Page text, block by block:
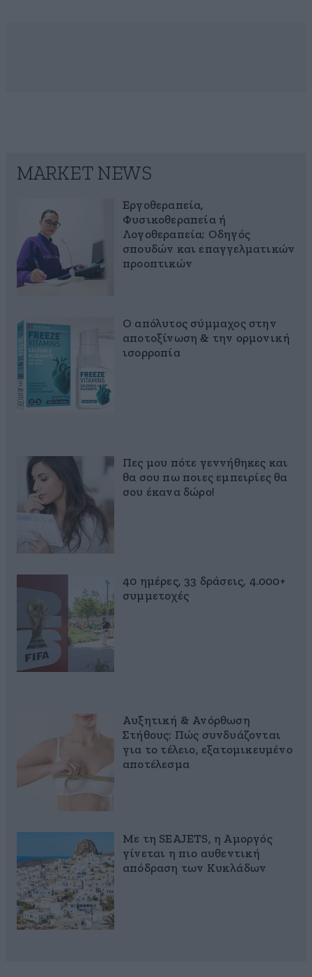
MARKET NEWS
Εργοθεραπεία,
Φυσικοθεραπεία ή
Λογοθεραπεία; Οδηγός
σπουδών και επαγγελματικών
προοπτικών
Ο απόλυτος σύμμαχος στην
αποτοξίνωση & την ορμονική
ισορροπία
Πες μου πότε γεννήθηκες και
θα σου πω ποιες εμπειρίες θα
σου έκανα δώρο!
40 ημέρες, 33 δράσεις, 4.000+
συμμετοχές
Αυξητική & Ανόρθωση
Στήθους: Πώς συνδυάζονται
για το τέλειο, εξατομικευμένο
αποτέλεσμα
Με τη SEAJETS, η Αμοργός
γίνεται η πιο αυθεντική
απόδραση των Κυκλάδων